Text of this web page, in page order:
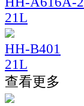
21L
HH-B401
21L
查看更多